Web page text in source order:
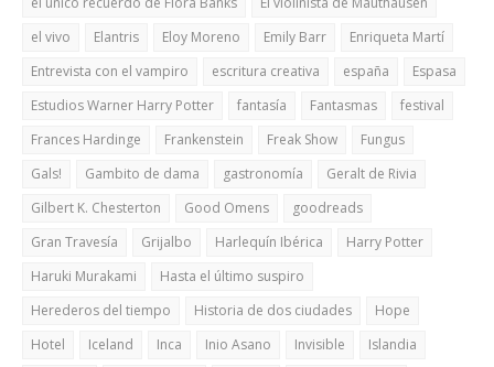
el vivo
Elantris Eloy Moreno Emily Barr
Enriqueta Martí
Entrevista con el vampiro
escritura creativa españa
Espasa
Estudios Warner Harry Potter
fantasía Fantasmas
festival
Frances Hardinge
Frankenstein Freak Show
Fungus
Gals!
Gambito de dama gastronomía
Geralt de Rivia
Gilbert K. Chesterton
Good Omens
goodreads
Gran Travesía
Grijalbo Harlequín Ibérica
Harry Potter
Haruki Murakami
Hasta el último suspiro
Herederos del tiempo
Historia de dos ciudades
Hope
Hotel
Iceland Inca Inio Asano Invisible Islandia